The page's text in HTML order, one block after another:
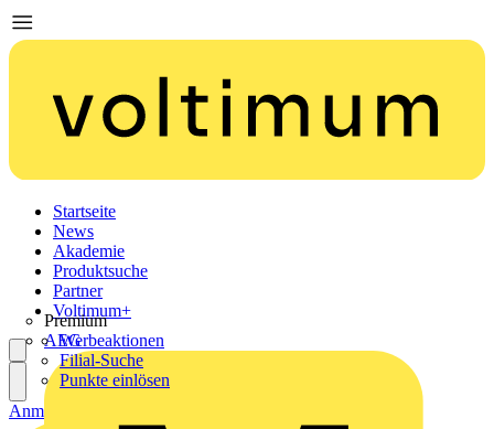
Startseite
News
Akademie
Produktsuche
Partner
Premium
AEG
Voltimum+
Werbeaktionen
Filial-Suche
Punkte einlösen
Anmelden